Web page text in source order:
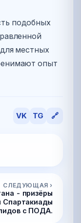
подобных
местных
опыт
VK TG 🔗
СЛЕДУЮЩАЯ ›
- призёры
Спартакиады
с ПОДА.